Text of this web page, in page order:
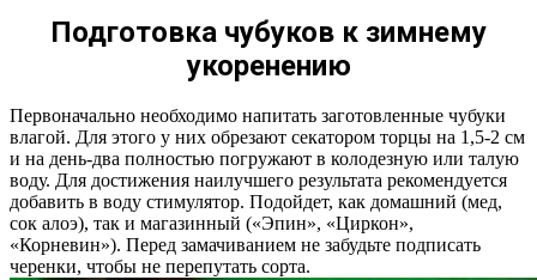
Подготовка чубуков к зимнему
укоренению
Первоначально необходимо напитать заготовленные чубуки
влагой. Для этого у них обрезают секатором торцы на 1,5-2 см
и на день-два полностью погружают в колодезную или талую
воду. Для достижения наилучшего результата рекомендуется
добавить в воду стимулятор. Подойдет, как домашний (мед,
сок алоэ), так и магазинный («Эпин», «Циркон»,
«Корневин»). Перед замачиванием не забудьте подписать
черенки, чтобы не перепутать сорта.